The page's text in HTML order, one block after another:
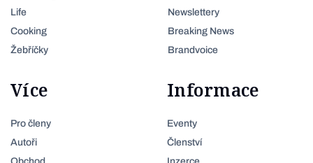
Life
Cooking
Žebříčky
Newslettery
Breaking News
Brandvoice
Více
Pro členy
Autoři
Informace
Eventy
Členství